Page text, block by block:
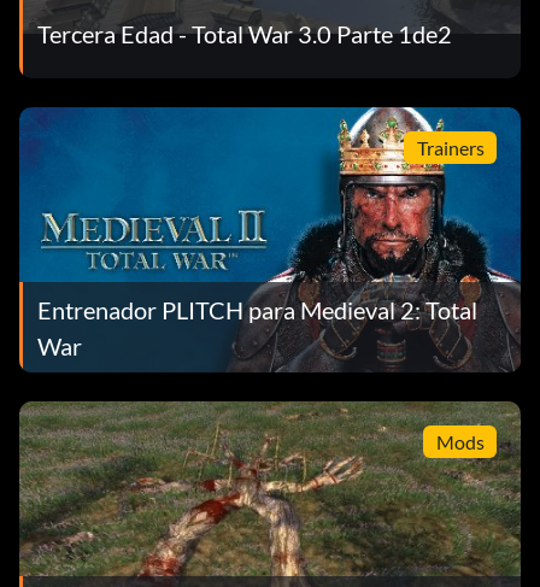
Tercera Edad - Total War 3.0 Parte 1de2
Trainers
Entrenador PLITCH para Medieval 2: Total
War
Mods